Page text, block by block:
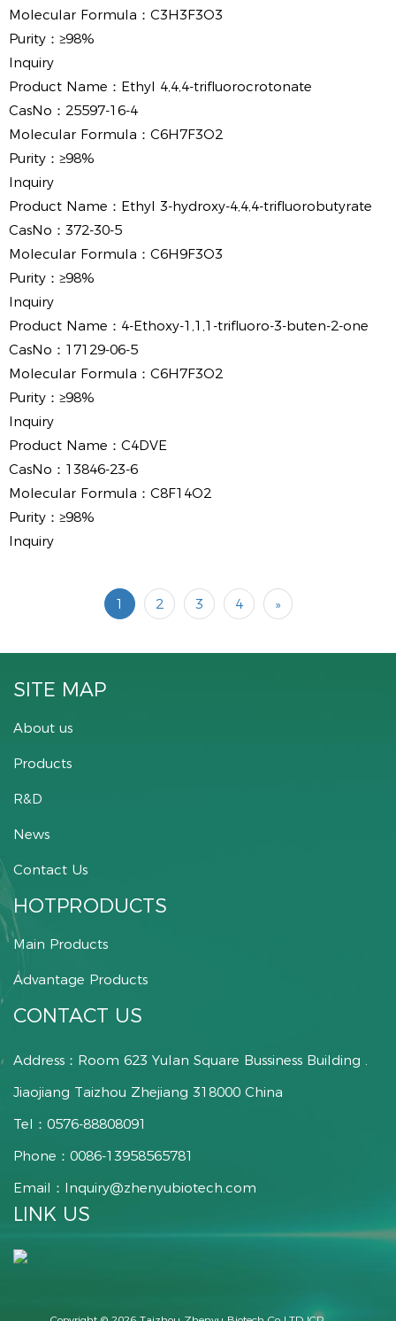
Molecular Formula： C3H3F3O3
Purity： ≥98%
Inquiry
Product Name： Ethyl 4,4,4-trifluorocrotonate
CasNo： 25597-16-4
Molecular Formula： C6H7F3O2
Purity： ≥98%
Inquiry
Product Name： Ethyl 3-hydroxy-4,4,4-trifluorobutyrate
CasNo： 372-30-5
Molecular Formula： C6H9F3O3
Purity： ≥98%
Inquiry
Product Name： 4-Ethoxy-1,1,1-trifluoro-3-buten-2-one
CasNo： 17129-06-5
Molecular Formula： C6H7F3O2
Purity： ≥98%
Inquiry
Product Name： C4DVE
CasNo： 13846-23-6
Molecular Formula： C8F14O2
Purity： ≥98%
Inquiry
1 2 3 4 »
SITE MAP
About us
Products
R&D
News
Contact Us
HOTPRODUCTS
Main Products
Advantage Products
CONTACT US
Address：Room 623 Yulan Square Bussiness Building .
Jiaojiang Taizhou Zhejiang 318000 China
Tel：0576-88808091
Phone：0086-13958565781
Email： Inquiry@zhenyubiotech.com
LINK US